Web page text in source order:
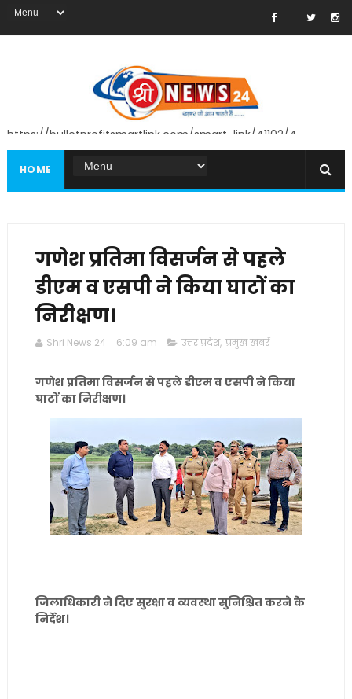
https://bulletprofitsmartlink.com/smart-link/41102/4
HOME
गणेश प्रतिमा विसर्जन से पहले
डीएम व एसपी ने किया घाटों का
निरीक्षण।
Shri News 24 6:09 am उत्तर प्रदेश, प्रमुख खबरें
गणेश प्रतिमा विसर्जन से पहले डीएम व एसपी ने किया
घाटों का निरीक्षण।
जिलाधिकारी ने दिए सुरक्षा व व्यवस्था सुनिश्चित करने के
निर्देश।